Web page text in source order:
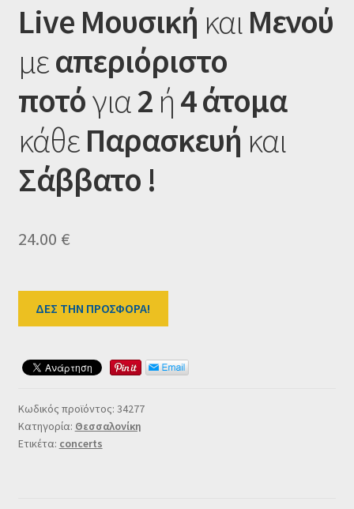
Ο λογαριασμός μου
Ταμείο
HOME
Live Μουσική καιΜενού
μεαπεριόριστο
ποτόγια2ή4 άτομα
κάθεΠαρασκευή και
Σάββατο !
24.00 €
ΔΕΣ ΤΗΝ ΠΡΟΣΦΟΡΑ!
Κωδικός προϊόντος: 34277
Κατηγορία: Θεσσαλονίκη
Ετικέτα: concerts